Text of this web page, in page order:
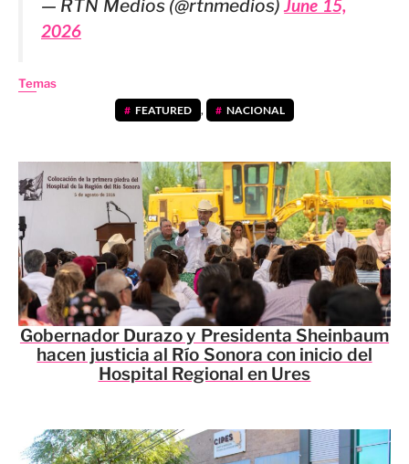
— RTN Medios (@rtnmedios)June 15,
2026
Temas
FEATURED , NACIONAL
Gobernador Durazo y Presidenta Sheinbaum
hacen justicia al Río Sonora con inicio del
Hospital Regional en Ures